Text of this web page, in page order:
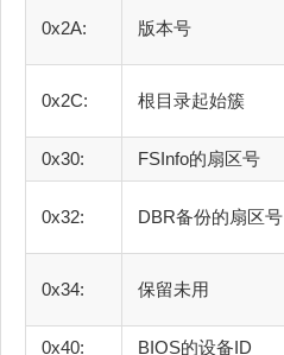
0x2A: 版本号
0x2C: 根目录起始簇
0x30: FSInfo的扇区号
0x32: DBR备份的扇区号
0x34: 保留未用
0x40: BIOS的设备ID